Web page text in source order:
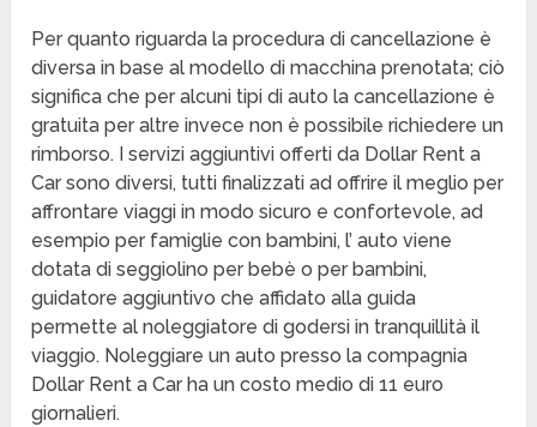
Per quanto riguarda la procedura di cancellazione è
diversa in base al modello di macchina prenotata; ciò
significa che per alcuni tipi di auto la cancellazione è
gratuita per altre invece non è possibile richiedere un
rimborso. I servizi aggiuntivi offerti da Dollar Rent a
Car sono diversi, tutti finalizzati ad offrire il meglio per
affrontare viaggi in modo sicuro e confortevole, ad
esempio per famiglie con bambini, l’ auto viene
dotata di seggiolino per bebè o per bambini,
guidatore aggiuntivo che affidato alla guida
permette al noleggiatore di godersi in tranquillità il
viaggio. Noleggiare un auto presso la compagnia
Dollar Rent a Car ha un costo medio di 11 euro
giornalieri.